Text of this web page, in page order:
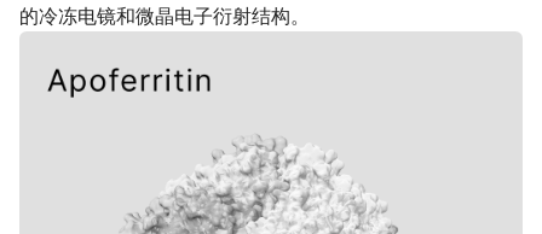
的冷冻电镜和微晶电子衍射结构。